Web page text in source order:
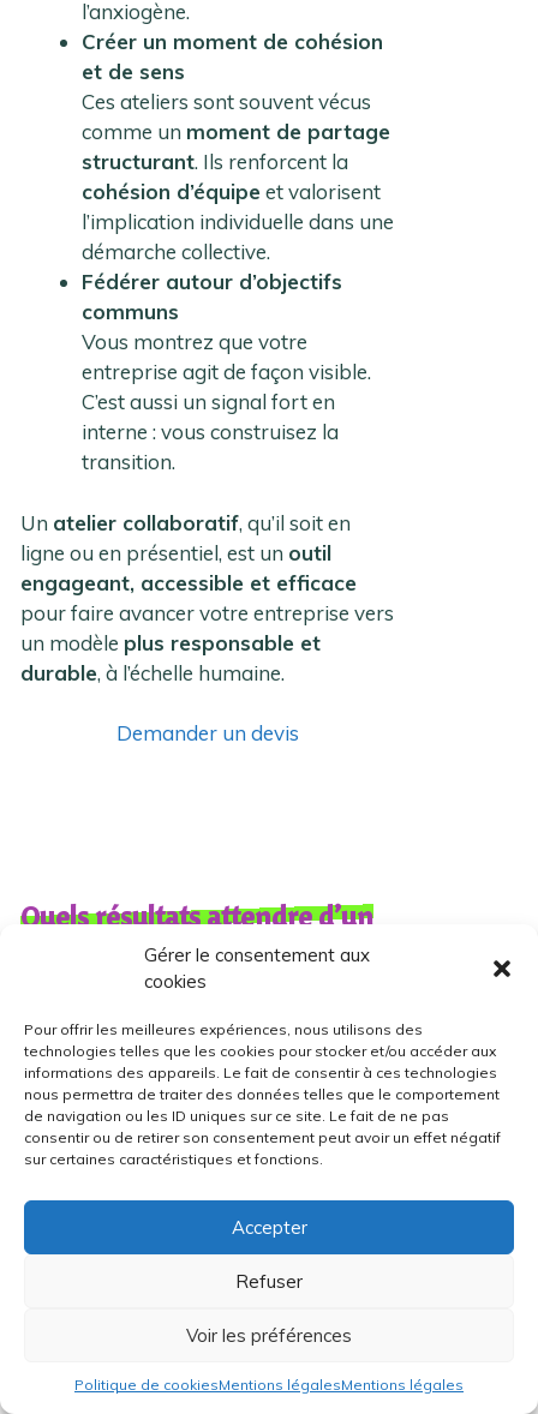
Gérer le consentement aux
cookies
Pour offrir les meilleures expériences, nous utilisons des
technologies telles que les cookies pour stocker et/ou accéder aux
informations des appareils. Le fait de consentir à ces technologies
nous permettra de traiter des données telles que le comportement
de navigation ou les ID uniques sur ce site. Le fait de ne pas
consentir ou de retirer son consentement peut avoir un effet négatif
sur certaines caractéristiques et fonctions.
Accepter
Refuser
Voir les préférences
Politique de cookiesMentions légalesMentions légales
l’anxiogène.
Créer un moment de cohésion
et de sens
Ces ateliers sont souvent vécus
comme un moment de partage
structurant. Ils renforcent la
cohésion d’équipe et valorisent
l’implication individuelle dans une
démarche collective.
Fédérer autour d’objectifs
communs
Vous montrez que votre
entreprise agit de façon visible.
C’est aussi un signal fort en
interne : vous construisez la
transition.
Un atelier collaboratif, qu’il soit en
ligne ou en présentiel, est un outil
engageant, accessible et efficace
pour faire avancer votre entreprise vers
un modèle plus responsable et
durable, à l’échelle humaine.
Demander un devis
Quels résultats attendre d’un
atelier RSE ?
atelier RSE, ce n’est pas simplement
d’ancrage dans votre stratégie RSE,
une manière concrète et humaine de
faire bouger les lignes, en interne
comme en externe.
Mais alors, que peut-on vraiment en
attendre ? Voici ce que constatent nos
client·es après avoir organisé un atelier
Des résultats visibles, immédiats… et